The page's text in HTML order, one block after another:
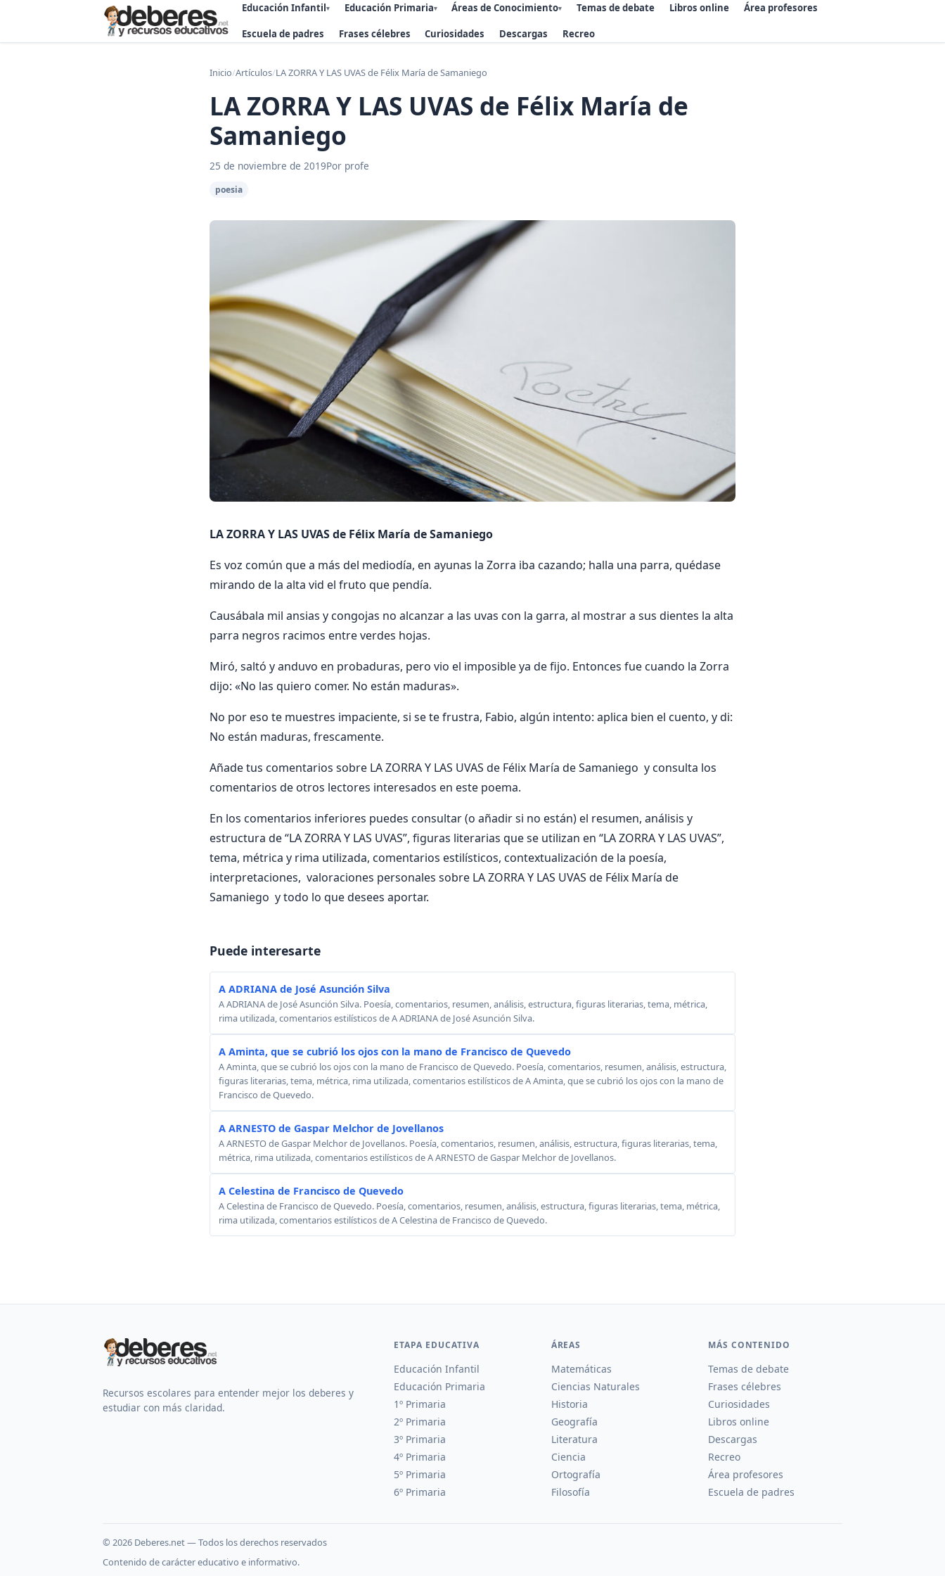
Educación Infantil▾ Educación Primaria▾ Áreas de Conocimiento▾ Temas de debate Libros online Área profesores
Escuela de padres Frases célebres Curiosidades Descargas Recreo
Inicio/Artículos/LA ZORRA Y LAS UVAS de Félix María de Samaniego
LA ZORRA Y LAS UVAS de Félix María de
Samaniego
25 de noviembre de 2019Por profe
poesia
LA ZORRA Y LAS UVAS de Félix María de Samaniego
Es voz común que a más del mediodía, en ayunas la Zorra iba cazando; halla una parra, quédase
mirando de la alta vid el fruto que pendía.
Causábala mil ansias y congojas no alcanzar a las uvas con la garra, al mostrar a sus dientes la alta
parra negros racimos entre verdes hojas.
Miró, saltó y anduvo en probaduras, pero vio el imposible ya de fijo. Entonces fue cuando la Zorra
dijo: «No las quiero comer. No están maduras».
No por eso te muestres impaciente, si se te frustra, Fabio, algún intento: aplica bien el cuento, y di:
No están maduras, frescamente.
Añade tus comentarios sobre LA ZORRA Y LAS UVAS de Félix María de Samaniego y consulta los
comentarios de otros lectores interesados en este poema.
En los comentarios inferiores puedes consultar (o añadir si no están) el resumen, análisis y
estructura de “LA ZORRA Y LAS UVAS”, figuras literarias que se utilizan en “LA ZORRA Y LAS UVAS”,
tema, métrica y rima utilizada, comentarios estilísticos, contextualización de la poesía,
interpretaciones, valoraciones personales sobre LA ZORRA Y LAS UVAS de Félix María de
Samaniego y todo lo que desees aportar.
Puede interesarte
A ADRIANA de José Asunción Silva
A ADRIANA de José Asunción Silva. Poesía, comentarios, resumen, análisis, estructura, figuras literarias, tema, métrica,
rima utilizada, comentarios estilísticos de A ADRIANA de José Asunción Silva.
A Aminta, que se cubrió los ojos con la mano de Francisco de Quevedo
A Aminta, que se cubrió los ojos con la mano de Francisco de Quevedo. Poesía, comentarios, resumen, análisis, estructura,
figuras literarias, tema, métrica, rima utilizada, comentarios estilísticos de A Aminta, que se cubrió los ojos con la mano de
Francisco de Quevedo.
A ARNESTO de Gaspar Melchor de Jovellanos
A ARNESTO de Gaspar Melchor de Jovellanos. Poesía, comentarios, resumen, análisis, estructura, figuras literarias, tema,
métrica, rima utilizada, comentarios estilísticos de A ARNESTO de Gaspar Melchor de Jovellanos.
A Celestina de Francisco de Quevedo
A Celestina de Francisco de Quevedo. Poesía, comentarios, resumen, análisis, estructura, figuras literarias, tema, métrica,
rima utilizada, comentarios estilísticos de A Celestina de Francisco de Quevedo.
Recursos escolares para entender mejor los deberes y
estudiar con más claridad.
ETAPA EDUCATIVA
Educación Infantil
Educación Primaria
1º Primaria
2º Primaria
3º Primaria
4º Primaria
5º Primaria
6º Primaria
ÁREAS
Matemáticas
Ciencias Naturales
Historia
Geografía
Literatura
Ciencia
Ortografía
Filosofía
MÁS CONTENIDO
Temas de debate
Frases célebres
Curiosidades
Libros online
Descargas
Recreo
Área profesores
Escuela de padres
© 2026 Deberes.net — Todos los derechos reservados
Contenido de carácter educativo e informativo.